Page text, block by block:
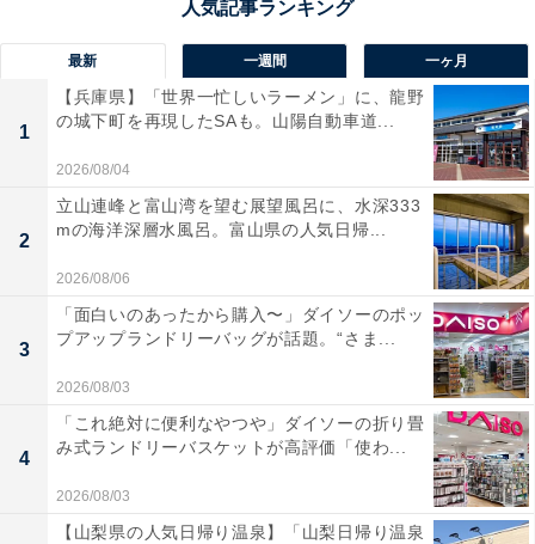
最新 一週間 一ヶ月
1
【兵庫県】「世界一忙しいラーメン」に、龍野
の城下町を再現したSAも。山陽自動車道...
2026/08/04
2
立山連峰と富山湾を望む展望風呂に、水深333
mの海洋深層水風呂。富山県の人気日帰...
2026/08/06
3
「面白いのあったから購入〜」ダイソーのポッ
プアップランドリーバッグが話題。“さま...
2026/08/03
4
「これ絶対に便利なやつや」ダイソーの折り畳
み式ランドリーバスケットが高評価「使わ...
2026/08/03
【山梨県の人気日帰り温泉】「山梨日帰り温泉